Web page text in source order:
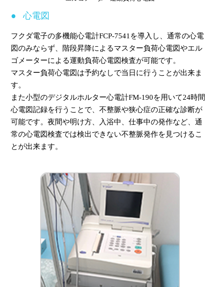
心電図
フクダ電子の多機能心電計FCP-7541を導入し、通常の心電
図のみならず、階段昇降によるマスター負荷心電図やエル
ゴメーターによる運動負荷心電図検査が可能です。
マスター負荷心電図は予約なしで当日に行うことが出来ま
す。
また小型のデジタルホルター心電計FM-190を用いて24時間
心電図記録を行うことで、不整脈や狭心症の正確な診断が
可能です。夜間や明け方、入浴中、仕事中の発作など、通
常の心電図検査では検出できない不整脈発作を見つけるこ
とが出来ます。